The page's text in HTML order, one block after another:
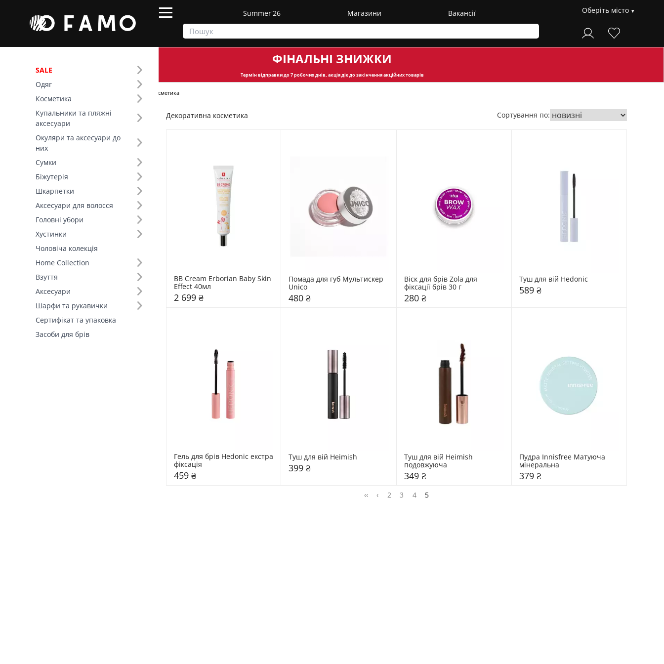
Summer'26 Магазини Вакансії Оберіть місто
SALE
Одяг
Косметика
Купальники та пляжні
аксесуари
Окуляри та аксесуари до
них
Сумки
Біжутерія
Шкарпетки
Аксесуари для волосся
Головні убори
Хустинки
Чоловіча колекція
Home Collection
Взуття
Аксесуари
Шарфи та рукавички
Сертифікат та упаковка
Засоби для брів
ФІНАЛЬНІ ЗНИЖКИ
Термін відправкидо 7 робочих днів, акція діє до закінчення акційних товарів
Декоративна косметика
Фільтр
Ціна
SALE
Бренд (42)
Вид товару (45)
Декоративна косметика Сортування по:
BB Cream Erborian Baby Skin
Effect 40мл
2 699 ₴
Помада для губ Мультискер
Unico
480 ₴
Віск для брів Zola для
фіксації брів 30 г
280 ₴
589 ₴
Гель для брів Hedonic екстра
фіксація
459 ₴
399 ₴
Туш для вій Heimish
подовжуюча
349 ₴
Пудра Innisfree Матуюча
мінеральна
379 ₴
‹‹ ‹ 2 3 4 5